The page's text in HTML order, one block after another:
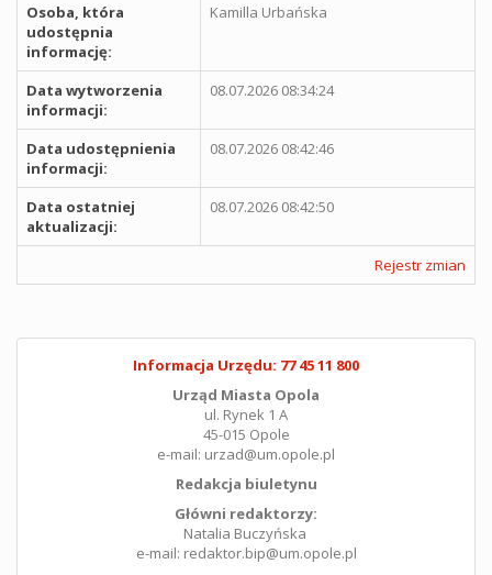
Osoba, która
udostępnia
informację:
Kamilla Urbańska
Data wytworzenia
informacji:
08.07.2026 08:34:24
Data udostępnienia
informacji:
08.07.2026 08:42:46
Data ostatniej
aktualizacji:
08.07.2026 08:42:50
Rejestr zmian
Informacja Urzędu: 77 45 11 800
Urząd Miasta Opola
ul. Rynek 1 A
45-015 Opole
e-mail: urzad@um.opole.pl
Redakcja biuletynu
Główni redaktorzy:
Natalia Buczyńska
e-mail: redaktor.bip@um.opole.pl